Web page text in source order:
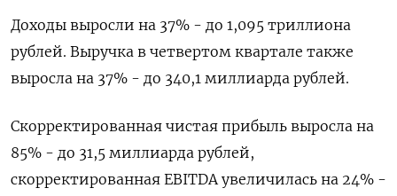
Доходы выросли на 37% - до 1,095 триллиона
рублей. Выручка в четвертом квартале также
выросла на 37% - до 340,1 миллиарда рублей.
Скорректированная чистая прибыль выросла на
85% - до 31,5 миллиарда рублей,
скорректированная EBITDA увеличилась на 24% -